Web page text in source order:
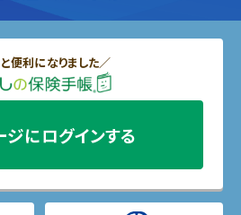
便利になりました／
ジにログインする